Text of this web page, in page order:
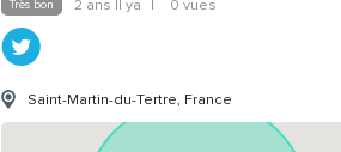
Très bon 2 ans Il ya | 0 vues
Saint-Martin-du-Tertre, France